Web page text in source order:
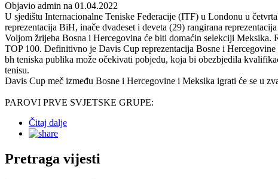
Objavio admin na 01.04.2022
U sjedištu Internacionalne Teniske Federacije (ITF) u Londonu u
reprezentacija BiH, inače dvadeset i deveta (29) rangirana
Voljom žrijeba Bosna i Hercegovina će biti domaćin selekciji Meksika.
TOP 100. Definitivno je Davis Cup reprezentacija Bosne i
bh teniska publika može očekivati pobjedu, koja bi obezbjedila
tenisu.
Davis Cup meč između Bosne i Hercegovine i Meksika igrati će se u
PAROVI PRVE SVJETSKE GRUPE:
Čitaj dalje
Pretraga vijesti